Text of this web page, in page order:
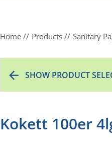
Home Products Sanitary
SHOW PRODUCT
Kokett 100er